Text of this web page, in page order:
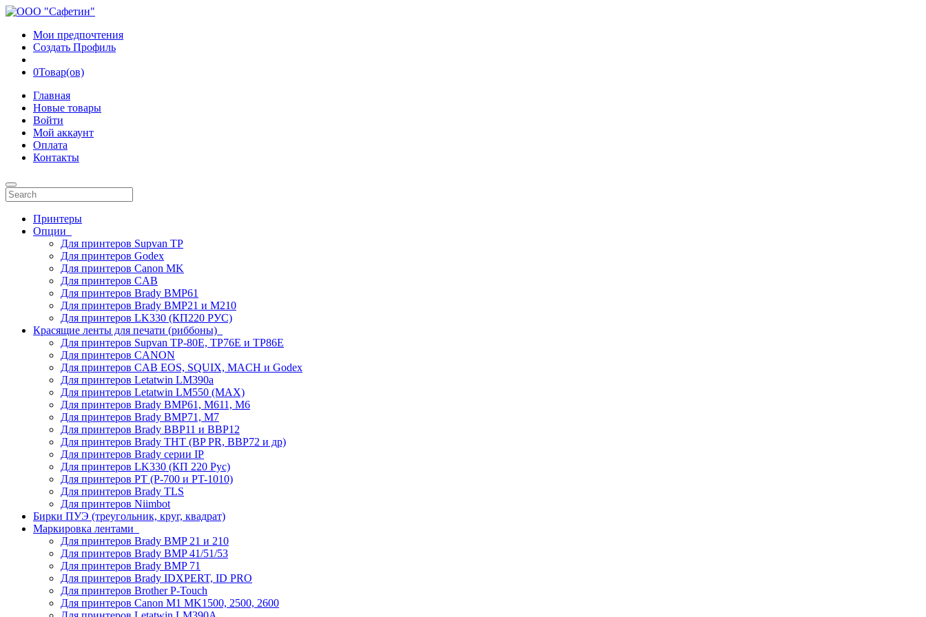
Мои предпочтения
Создать Профиль
0Товар(ов)
Главная
Новые товары
Войти
Мой аккаунт
Оплата
Контакты
Принтеры
Опции
Для принтеров Supvan TP
Для принтеров Godex
Для принтеров Canon MK
Для принтеров CAB
Для принтеров Brady BMP61
Для принтеров Brady BMP21 и M210
Для принтеров LK330 (КП220 РУС)
Красящие ленты для печати (риббоны)
Для принтеров Supvan TP-80E, TP76E и TP86E
Для принтеров CANON
Для принтеров CAB EOS, SQUIX, MACH и Godex
Для принтеров Letatwin LM390a
Для принтеров Letatwin LM550 (MAX)
Для принтеров Brady BMP61, M611, M6
Для принтеров Brady BMP71, M7
Для принтеров Brady BBP11 и BBP12
Для принтеров Brady THT (BP PR, BBP72 и др)
Для принтеров Brady серии IP
Для принтеров LK330 (КП 220 Рус)
Для принтеров PT (P-700 и PT-1010)
Для принтеров Brady TLS
Для принтеров Niimbot
Бирки ПУЭ (треугольник, круг, квадрат)
Маркировка лентами
Для принтеров Brady BMP 21 и 210
Для принтеров Brady BMP 41/51/53
Для принтеров Brady BMP 71
Для принтеров Brady IDXPERT, ID PRO
Для принтеров Brother P-Touch
Для принтеров Canon M1 MK1500, 2500, 2600